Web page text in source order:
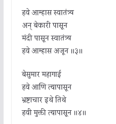
हवे आम्हास स्वातंत्र्य
अन् बेकारी पासून
मंदी पासून स्वातंत्र्य
हवे आम्हास अजून ॥३॥
बेसुमार महागाई
हवे आणि त्यापासून
भ्रष्टाचार इथे तिथे
हवी मुक्ती त्यापासून ॥४॥